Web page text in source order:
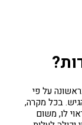
על פי
בכל מקרה,
לו, משום